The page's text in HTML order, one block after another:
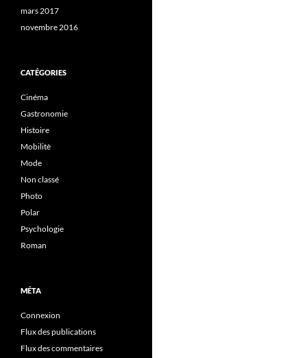
mars 2017
novembre 2016
CATÉGORIES
Cinéma
Gastronomie
Histoire
Mobilitè
Mode
Non classé
Photo
Polar
Psychologie
Roman
MÉTA
Connexion
Flux des publications
Flux des commentaires